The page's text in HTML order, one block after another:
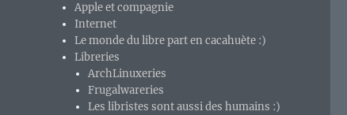
Apple et compagnie
Internet
Le monde du libre part en cacahuète :)
Libreries
ArchLinuxeries
Frugalwareries
Les libristes sont aussi des humains :)